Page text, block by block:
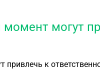
могут
к